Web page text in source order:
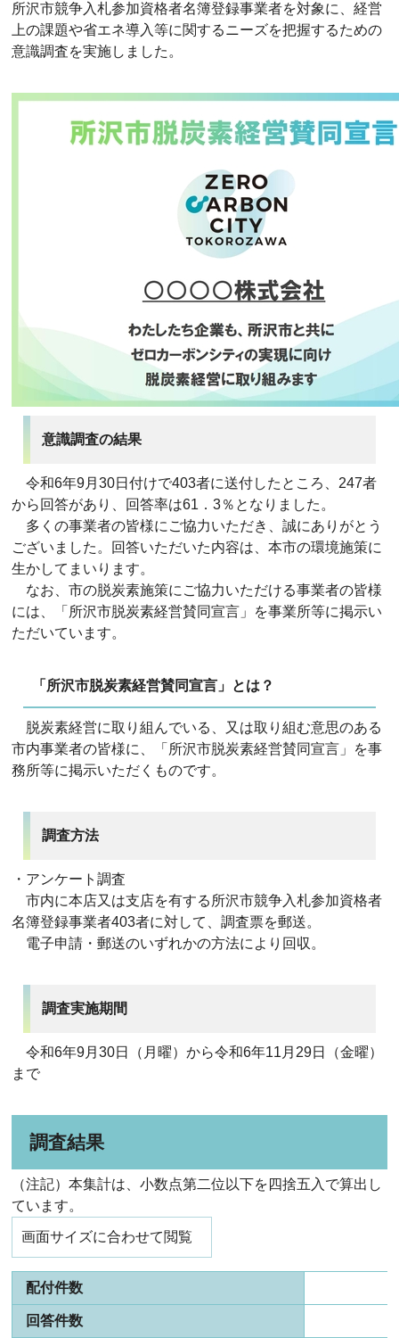
所沢市競争入札参加資格者名簿登録事業者を対象に、経営
上の課題や省エネ導入等に関するニーズを把握するための
意識調査を実施しました。
意識調査の結果
令和6年9月30日付けで403者に送付したところ、247者
から回答があり、回答率は61．3％となりました。
多くの事業者の皆様にご協力いただき、誠にありがとう
ございました。回答いただいた内容は、本市の環境施策に
生かしてまいります。
なお、市の脱炭素施策にご協力いただける事業者の皆様
には、「所沢市脱炭素経営賛同宣言」を事業所等に掲示い
ただいています。
「所沢市脱炭素経営賛同宣言」とは？
脱炭素経営に取り組んでいる、又は取り組む意思のある
市内事業者の皆様に、「所沢市脱炭素経営賛同宣言」を事
務所等に掲示いただくものです。
調査方法
・アンケート調査
市内に本店又は支店を有する所沢市競争入札参加資格者
名簿登録事業者403者に対して、調査票を郵送。
電子申請・郵送のいずれかの方法により回収。
調査実施期間
令和6年9月30日（月曜）から令和6年11月29日（金曜）
まで
調査結果
（注記）本集計は、小数点第二位以下を四捨五入で算出し
ています。
画面サイズに合わせて閲覧
配付件数
回答件数